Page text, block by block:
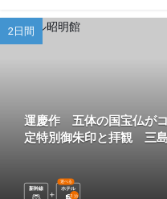
2日間
運慶作 五体の国宝仏が
定特別御朱印と拝観 三
新幹線 ホテル
選べる
1 泊